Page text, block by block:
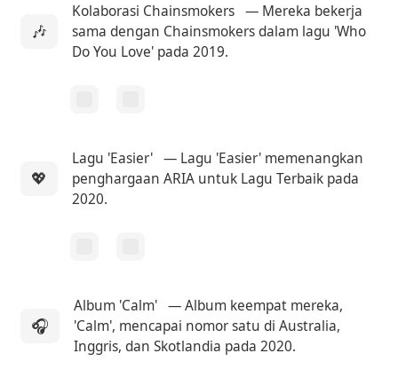
🎶
Kolaborasi Chainsmokers — Mereka bekerja
sama dengan Chainsmokers dalam lagu 'Who
Do You Love' pada 2019.
💖
Lagu 'Easier' — Lagu 'Easier' memenangkan
penghargaan ARIA untuk Lagu Terbaik pada
2020.
🎧
Album 'Calm' — Album keempat mereka,
'Calm', mencapai nomor satu di Australia,
Inggris, dan Skotlandia pada 2020.